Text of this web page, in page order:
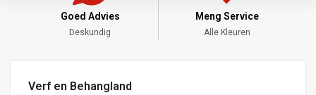
Goed Advies
Deskundig
Meng Service
Alle Kleuren
Verf en Behangland